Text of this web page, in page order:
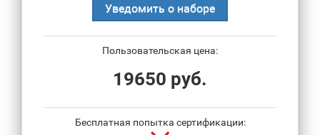
Уведомить о наборе
Пользовательская цена:
19650 руб.
Бесплатная попытка сертификации: